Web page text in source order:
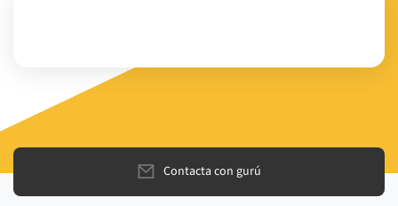
Contacta con gurú